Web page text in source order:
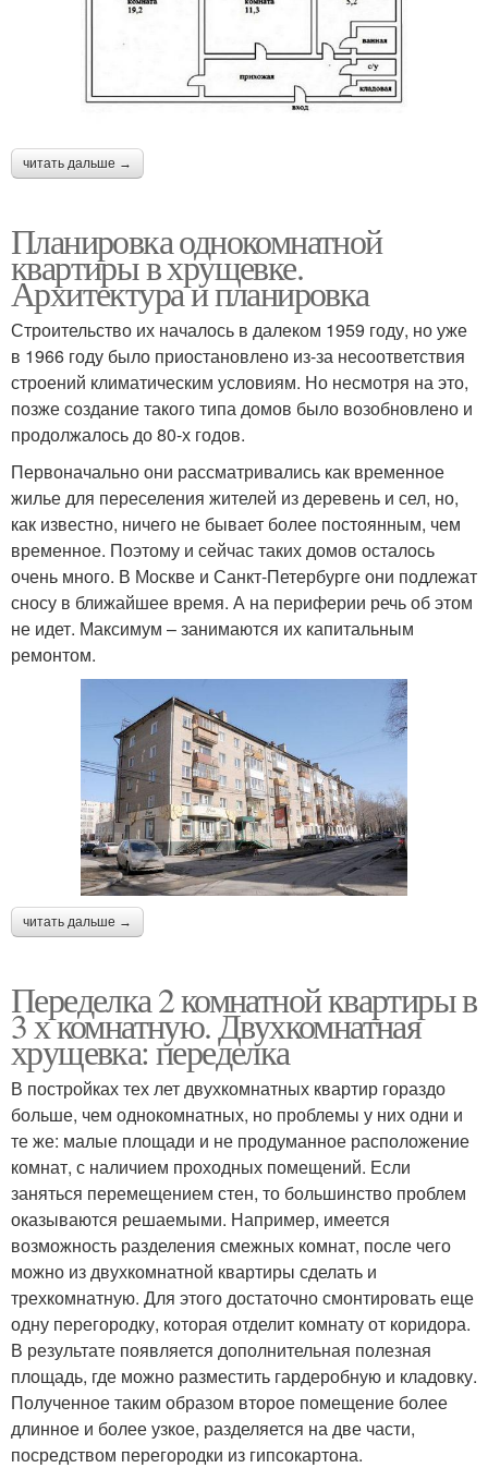
читать дальше →
Планировка однокомнатной
квартиры в хрущевке.
Архитектура и планировка
Строительство их началось в далеком 1959 году, но уже
в 1966 году было приостановлено из-за несоответствия
строений климатическим условиям. Но несмотря на это,
позже создание такого типа домов было возобновлено и
продолжалось до 80-х годов.
Первоначально они рассматривались как временное
жилье для переселения жителей из деревень и сел, но,
как известно, ничего не бывает более постоянным, чем
временное. Поэтому и сейчас таких домов осталось
очень много. В Москве и Санкт-Петербурге они подлежат
сносу в ближайшее время. А на периферии речь об этом
не идет. Максимум – занимаются их капитальным
ремонтом.
читать дальше →
Переделка 2 комнатной квартиры в
3 х комнатную. Двухкомнатная
хрущевка: переделка
В постройках тех лет двухкомнатных квартир гораздо
больше, чем однокомнатных, но проблемы у них одни и
те же: малые площади и не продуманное расположение
комнат, с наличием проходных помещений. Если
заняться перемещением стен, то большинство проблем
оказываются решаемыми. Например, имеется
возможность разделения смежных комнат, после чего
можно из двухкомнатной квартиры сделать и
трехкомнатную. Для этого достаточно смонтировать еще
одну перегородку, которая отделит комнату от коридора.
В результате появляется дополнительная полезная
площадь, где можно разместить гардеробную и кладовку.
Полученное таким образом второе помещение более
длинное и более узкое, разделяется на две части,
посредством перегородки из гипсокартона.